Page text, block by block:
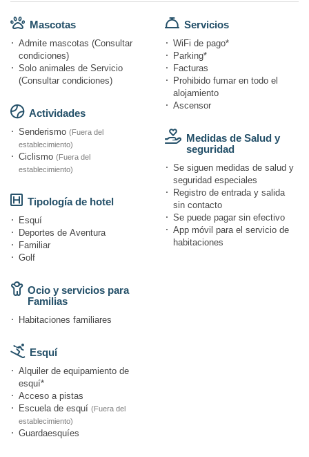
Mascotas
Admite mascotas (Consultar
condiciones)
Solo animales de Servicio
(Consultar condiciones)
Actividades
Senderismo (Fuera del
establecimiento)
Ciclismo (Fuera del
establecimiento)
Tipología de hotel
Esquí
Deportes de Aventura
Familiar
Golf
Ocio y servicios para
Familias
Habitaciones familiares
Esquí
Alquiler de equipamiento de
esquí*
Acceso a pistas
Escuela de esquí (Fuera del
establecimiento)
Guardaesquíes
Servicios
WiFi de pago*
Parking*
Facturas
Prohibido fumar en todo el
alojamiento
Ascensor
Medidas de Salud y
seguridad
Se siguen medidas de salud y
seguridad especiales
Registro de entrada y salida
sin contacto
Se puede pagar sin efectivo
App móvil para el servicio de
habitaciones